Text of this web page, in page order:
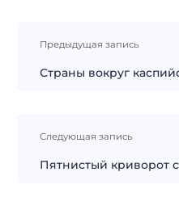
записям
Предыдущая запись
Страны вокруг
Следующая запись
Пятнистый криворот